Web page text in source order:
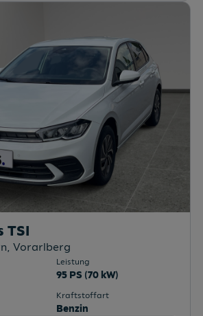
TSI
, Vorarlberg
Leistung
95 PS (70 kW)
Kraftstoffart
Benzin